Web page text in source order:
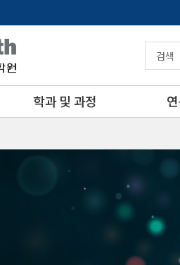
학과 및 과정
검색